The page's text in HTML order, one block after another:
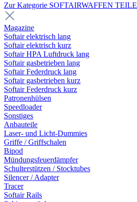
Zur Kategorie SOFTAIRWAFFEN TEILE
Magazine
Softair elektrisch lang
Softair elektrisch kurz
Softair HPA Luftdruck lang
Softair gasbetrieben lang
Softair Federdruck lang
Softair gasbetrieben kurz
Softair Federdruck kurz
Patronenhülsen
Speedloader
Sonstiges
Anbauteile
Laser- und Licht-Dummies
Griffe / Griffschalen
Bipod
Mündungsfeuerdämpfer
Schulterstützen / Stocktubes
Silencer / Adapter
Tracer
Softair Rails